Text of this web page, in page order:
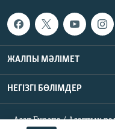
ЖАЛПЫ МӘЛІМЕТ
НЕГІЗГІ БӨЛІМДЕР
Азат Еуропа / Азаттық